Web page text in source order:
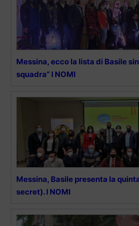
Messina, ecco la lista di Basile
squadra” I NOMI
Messina, Basile presenta la
secret). I NOMI